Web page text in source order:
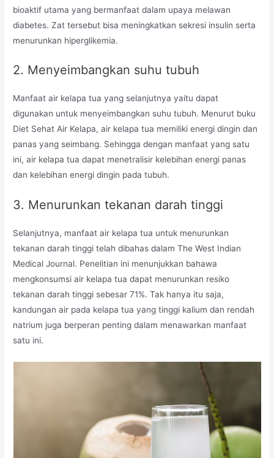
bioaktif utama yang bermanfaat dalam upaya melawan
diabetes. Zat tersebut bisa meningkatkan sekresi insulin serta
menurunkan hiperglikemia.
2. Menyeimbangkan suhu tubuh
Manfaat air kelapa tua yang selanjutnya yaitu dapat
digunakan untuk menyeimbangkan suhu tubuh. Menurut buku
Diet Sehat Air Kelapa, air kelapa tua memiliki energi dingin dan
panas yang seimbang. Sehingga dengan manfaat yang satu
ini, air kelapa tua dapat menetralisir kelebihan energi panas
dan kelebihan energi dingin pada tubuh.
3. Menurunkan tekanan darah tinggi
Selanjutnya, manfaat air kelapa tua untuk menurunkan
tekanan darah tinggi telah dibahas dalam The West Indian
Medical Journal. Penelitian ini menunjukkan bahawa
mengkonsumsi air kelapa tua dapat menurunkan resiko
tekanan darah tinggi sebesar 71%. Tak hanya itu saja,
kandungan air pada kelapa tua yang tinggi kalium dan rendah
natrium juga berperan penting dalam menawarkan manfaat
satu ini.